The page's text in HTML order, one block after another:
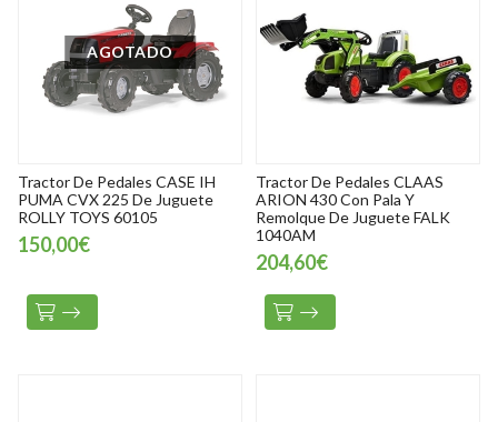
AGOTADO
Tractor De Pedales CASE IH
PUMA CVX 225 De Juguete
ROLLY TOYS 60105
150,00€
Tractor De Pedales CLAAS
ARION 430 Con Pala Y
Remolque De Juguete FALK
1040AM
204,60€